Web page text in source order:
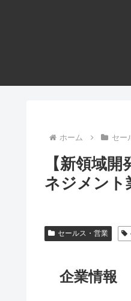
ホーム セー
【新領域
ネジメント
セールス・営業
企業情報